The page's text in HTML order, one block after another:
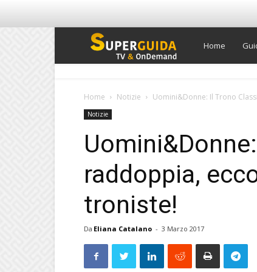
Super
Home
Home Notizie Uomini&Donne: Il Trono
Notizie
raddoppia,
troniste!
Da Eliana Catalano - 3 Marzo 2017